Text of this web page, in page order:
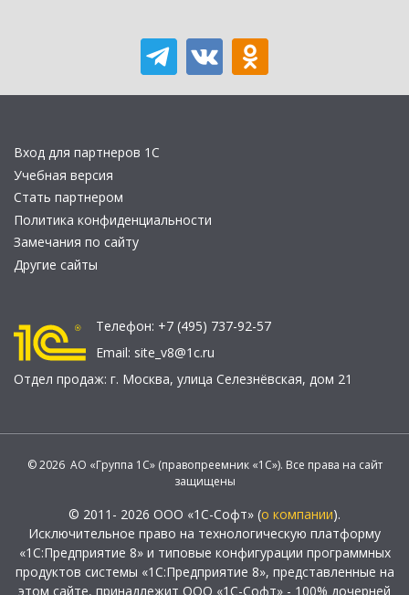
Вход для партнеров 1С
Учебная версия
Стать партнером
Политика конфиденциальности
Замечания по сайту
Другие сайты
Телефон: +7 (495) 737-92-57
Email: site_v8@1c.ru
Отдел продаж: г. Москва, улица Селезнёвская, дом 21
© 2026 АО «Группа 1С» (правопреемник «1С»). Все права на сайт
защищены
© 2011- 2026 ООО «1С-Софт» (о компании).
Исключительное право на технологическую платформу
«1С:Предприятие 8» и типовые конфигурации программных
продуктов системы «1С:Предприятие 8», представленные на
этом сайте, принадлежит ООО «1С-Софт» - 100% дочерней